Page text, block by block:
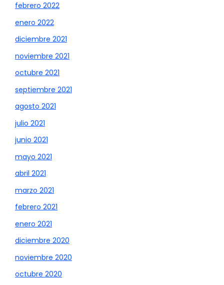
febrero 2022
enero 2022
diciembre 2021
noviembre 2021
octubre 2021
septiembre 2021
agosto 2021
julio 2021
junio 2021
mayo 2021
abril 2021
marzo 2021
febrero 2021
enero 2021
diciembre 2020
noviembre 2020
octubre 2020